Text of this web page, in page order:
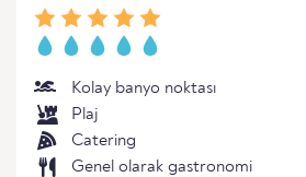
Kolay banyo noktası
Plaj
Catering
Genel olarak gastronomi